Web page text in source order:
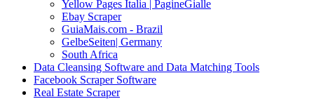
Yellow Pages Italia | PagineGialle
Ebay Scraper
GuiaMais.com - Brazil
GelbeSeiten| Germany
South Africa
Data Cleansing Software and Data Matching Tools
Facebook Scraper Software
Real Estate Scraper